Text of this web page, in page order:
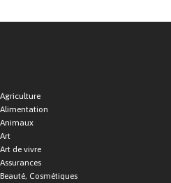
Agriculture
Alimentation
Animaux
Art
Art de vivre
Assurances
Beauté, Cosmétiques